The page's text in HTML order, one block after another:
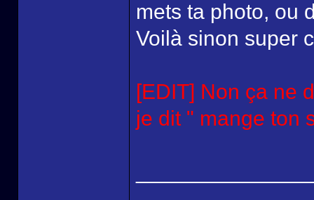
mets ta photo, ou
Voilà sinon super
[EDIT] Non ça ne
je dit " mange ton